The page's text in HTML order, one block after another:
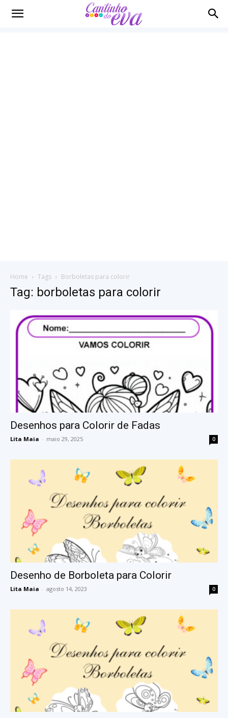
Cantinho
Home Tags Borboletas para colorir
Tag: borboletas para colorir
Desenhos para Colorir de Fadas
Lita Maia - maio 29, 2025 0
Desenho de Borboleta para Colorir
Lita Maia - agosto 14, 2023 0